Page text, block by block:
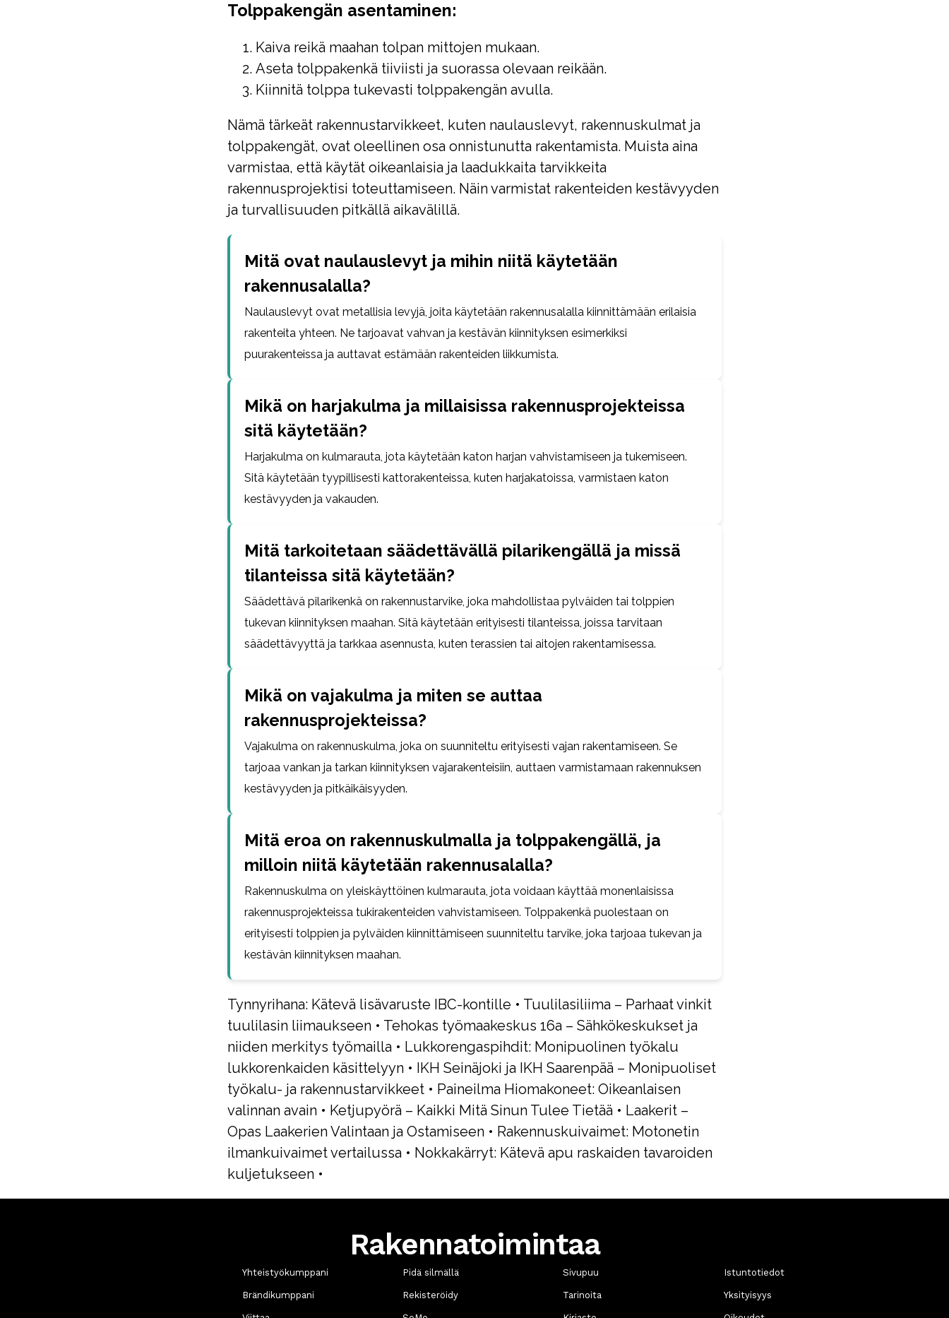
Tolppakengän asentaminen:
Kaiva reikä maahan tolpan mittojen mukaan.
Aseta tolppakenkä tiiviisti ja suorassa olevaan reikään.
Kiinnitä tolppa tukevasti tolppakengän avulla.
Nämä tärkeät rakennustarvikkeet, kuten naulauslevyt, rakennuskulmat ja
tolppakengät, ovat oleellinen osa onnistunutta rakentamista. Muista aina
varmistaa, että käytät oikeanlaisia ja laadukkaita tarvikkeita
rakennusprojektisi toteuttamiseen. Näin varmistat rakenteiden kestävyyden
ja turvallisuuden pitkällä aikavälillä.
Mitä ovat naulauslevyt ja mihin niitä käytetään
rakennusalalla?
Naulauslevyt ovat metallisia levyjä, joita käytetään rakennusalalla kiinnittämään erilaisia
rakenteita yhteen. Ne tarjoavat vahvan ja kestävän kiinnityksen esimerkiksi
puurakenteissa ja auttavat estämään rakenteiden liikkumista.
Mikä on harjakulma ja millaisissa rakennusprojekteissa
sitä käytetään?
Harjakulma on kulmarauta, jota käytetään katon harjan vahvistamiseen ja tukemiseen.
Sitä käytetään tyypillisesti kattorakenteissa, kuten harjakatoissa, varmistaen katon
kestävyyden ja vakauden.
Mitä tarkoitetaan säädettävällä pilarikengällä ja missä
tilanteissa sitä käytetään?
Säädettävä pilarikenkä on rakennustarvike, joka mahdollistaa pylväiden tai tolppien
tukevan kiinnityksen maahan. Sitä käytetään erityisesti tilanteissa, joissa tarvitaan
säädettävyyttä ja tarkkaa asennusta, kuten terassien tai aitojen rakentamisessa.
Mikä on vajakulma ja miten se auttaa
rakennusprojekteissa?
Vajakulma on rakennuskulma, joka on suunniteltu erityisesti vajan rakentamiseen. Se
tarjoaa vankan ja tarkan kiinnityksen vajarakenteisiin, auttaen varmistamaan rakennuksen
kestävyyden ja pitkäikäisyyden.
Mitä eroa on rakennuskulmalla ja tolppakengällä, ja
milloin niitä käytetään rakennusalalla?
Rakennuskulma on yleiskäyttöinen kulmarauta, jota voidaan käyttää monenlaisissa
rakennusprojekteissa tukirakenteiden vahvistamiseen. Tolppakenkä puolestaan on
erityisesti tolppien ja pylväiden kiinnittämiseen suunniteltu tarvike, joka tarjoaa tukevan ja
kestävän kiinnityksen maahan.
Tynnyrihana: Kätevä lisävaruste IBC-kontille • Tuulilasiliima – Parhaat vinkit
tuulilasin liimaukseen • Tehokas työmaakeskus 16a – Sähkökeskukset ja
niiden merkitys työmailla • Lukkorengaspihdit: Monipuolinen työkalu
lukkorenkaiden käsittelyyn • IKH Seinäjoki ja IKH Saarenpää – Monipuoliset
työkalu- ja rakennustarvikkeet • Paineilma Hiomakoneet: Oikeanlaisen
valinnan avain • Ketjupyörä – Kaikki Mitä Sinun Tulee Tietää • Laakerit –
Opas Laakerien Valintaan ja Ostamiseen • Rakennuskuivaimet: Motonetin
ilmankuivaimet vertailussa • Nokkakärryt: Kätevä apu raskaiden tavaroiden
kuljetukseen •
Rakennatoimintaa
Yhteistyökumppani
Brändikumppani
Pidä silmällä
Rekisteröidy
Sivupuu
Tarinoita
Istuntotiedot
Yksityisyys